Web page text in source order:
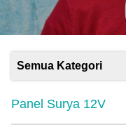
Semua Kategori
Panel Surya 12V